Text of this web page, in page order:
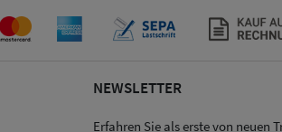
NEWSLETTER
Erfahren Sie als erste von neuen